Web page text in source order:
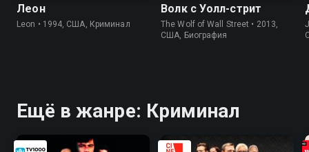
Леон
Leon • 1994, США, Криминал
Волк с Уолл-стрит
The Wolf of Wall Street • 2013,
США, Биография
Ещё в жанре: Криминал